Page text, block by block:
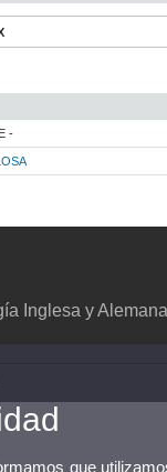
-
Inglesa y Alemana
que